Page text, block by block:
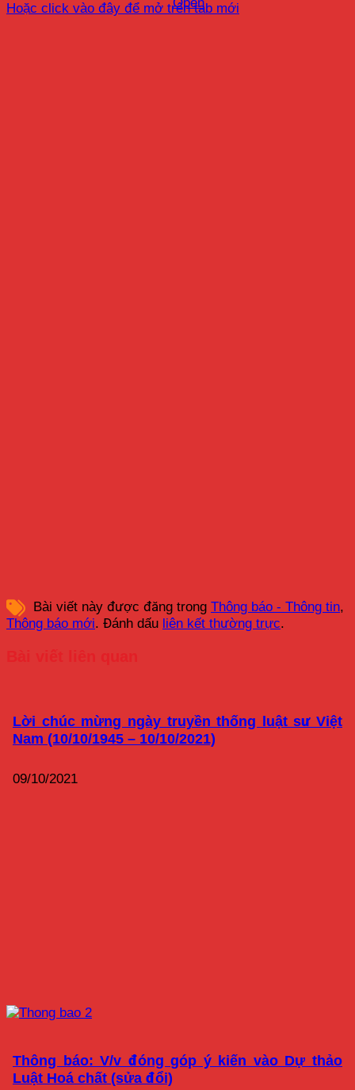
Hoặc click vào đây để mở trên tab mới
Bài viết này được đăng trong Thông báo - Thông tin,
Thông báo mới. Đánh dấu liên kết thường trực.
Lời chúc mừng ngày truyền thống luật sư Việt
Nam (10/10/1945 – 10/10/2021)
09/10/2021
Thông báo: V/v đóng góp ý kiến vào Dự thảo
Luật Hoá chất (sửa đổi)